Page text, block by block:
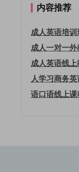
内容推荐
成人英语培训
成人一对一外
成人英语线
人学习商务
语口语线上课